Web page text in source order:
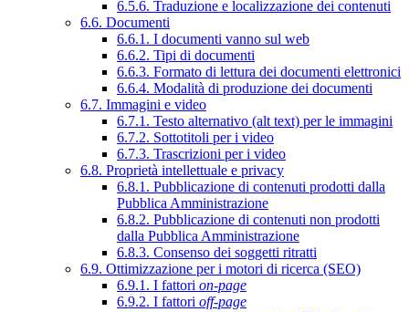
6.5.6. Traduzione e localizzazione dei contenuti
6.6. Documenti
6.6.1. I documenti vanno sul web
6.6.2. Tipi di documenti
6.6.3. Formato di lettura dei documenti elettronici
6.6.4. Modalità di produzione dei documenti
6.7. Immagini e video
6.7.1. Testo alternativo (alt text) per le immagini
6.7.2. Sottotitoli per i video
6.7.3. Trascrizioni per i video
6.8. Proprietà intellettuale e privacy
6.8.1. Pubblicazione di contenuti prodotti dalla
Pubblica Amministrazione
6.8.2. Pubblicazione di contenuti non prodotti
dalla Pubblica Amministrazione
6.8.3. Consenso dei soggetti ritratti
6.9. Ottimizzazione per i motori di ricerca (SEO)
6.9.1. I fattori on-page
6.9.2. I fattori off-page